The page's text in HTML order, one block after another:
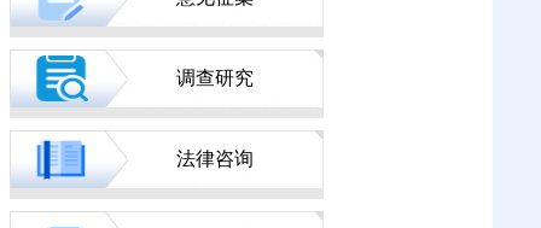
调查研究
法律咨询